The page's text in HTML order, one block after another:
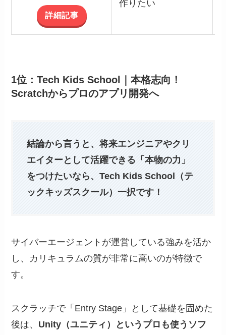
詳細記事
作りたい
1位：Tech Kids School｜本格志向！
Scratchからプロのアプリ開発へ
結論から言うと、将来エンジニアやクリ
エイターとして活躍できる「本物の力」
をつけたいなら、Tech Kids School（テ
ックキッズスクール）一択です！
サイバーエージェントが運営している強みを活か
し、カリキュラムの質が非常に高いのが特徴で
す。
スクラッチで「Entry Stage」として基礎を固めた
後は、 Unity（ユニティ）というプロも使うソフ